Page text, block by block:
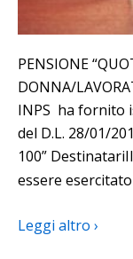
PENSIONE
DONNA/
INPS ha fornito
del D.L. 28/01/
100”
essere
Leggi altro ›